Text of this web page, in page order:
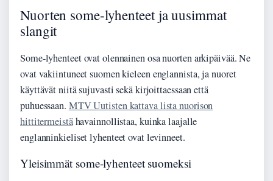
Nuorten some-lyhenteet ja uusimmat
slangit
Some-lyhenteet ovat olennainen osa nuorten arkipäivää. Ne
ovat vakiintuneet suomen kieleen englannista, ja nuoret
käyttävät niitä sujuvasti sekä kirjoittaessaan että
puhuessaan. MTV Uutisten kattava lista nuorison
hittitermeistähavainnollistaa, kuinka laajalle
englanninkieliset lyhenteet ovat levinneet.
Yleisimmät some-lyhenteet suomeksi